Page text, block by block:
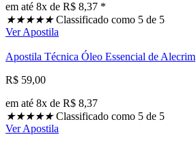
em até 8x de R$ 8,37 *
★★★★★ Classificado como 5 de 5
Ver Apostila
Apostila Técnica Óleo Essencial de Alecrim
R$ 59,00
em até 8x de R$ 8,37
★★★★★ Classificado como 5 de 5
Ver Apostila